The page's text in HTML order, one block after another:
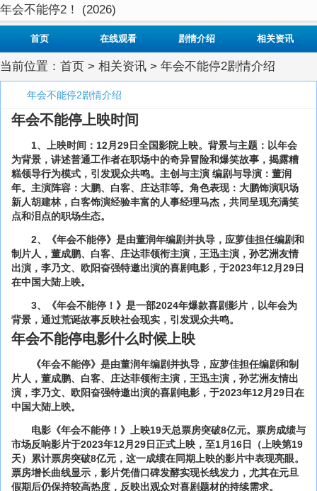
年会不能停2！ (2026)
首页 在线观看 剧情介绍 相关资讯
当前位置： 首页 > 相关资讯 > 年会不能停2剧情介绍
年会不能停2剧情介绍
年会不能停上映时间
1、上映时间：12月29日全国影院上映。背景与主题：以年会
为背景，讲述普通工作者在职场中的奇异冒险和爆笑故事，揭露糟
糕领导行为模式，引发观众共鸣。主创与主演 编剧与导演：董润
年。主演阵容：大鹏、白客、庄达菲等。角色表现：大鹏饰演职场
新人胡建林，白客饰演经验丰富的人事经理马杰，共同呈现充满笑
点和泪点的职场生态。
2、《年会不能停》是由董润年编剧并执导，应萝佳担任编剧和
制片人，董成鹏、白客、庄达菲领衔主演，王迅主演，孙艺洲友情
出演，李乃文、欧阳奋强特邀出演的喜剧电影，于2023年12月29日
在中国大陆上映。
3、《年会不能停！》是一部2024年爆款喜剧影片，以年会为
背景，通过荒诞故事反映社会现实，引发观众共鸣。
年会不能停电影什么时候上映
《年会不能停》是由董润年编剧并执导，应萝佳担任编剧和制
片人，董成鹏、白客、庄达菲领衔主演，王迅主演，孙艺洲友情出
演，李乃文、欧阳奋强特邀出演的喜剧电影，于2023年12月29日在
中国大陆上映。
电影《年会不能停！》上映19天总票房突破8亿元。票房成绩与
市场反响影片于2023年12月29日正式上映，至1月16日（上映第19
天）累计票房突破8亿元，这一成绩在同期上映的影片中表现亮眼。
票房增长曲线显示，影片凭借口碑发酵实现长线发力，尤其在元旦
假期后仍保持较高热度，反映出观众对喜剧题材的持续需求。